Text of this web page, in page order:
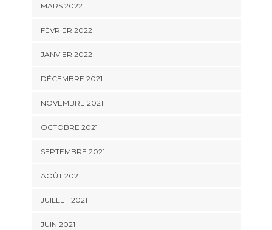
MARS 2022
FÉVRIER 2022
JANVIER 2022
DÉCEMBRE 2021
NOVEMBRE 2021
OCTOBRE 2021
SEPTEMBRE 2021
AOÛT 2021
JUILLET 2021
JUIN 2021